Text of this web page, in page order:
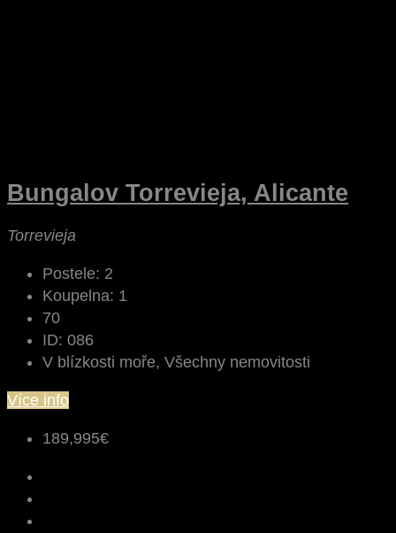
Bungalov Torrevieja, Alicante
Torrevieja
Postele: 2
Koupelna: 1
70
ID: 086
V blízkosti moře, Všechny nemovitosti
Více info
189,995€